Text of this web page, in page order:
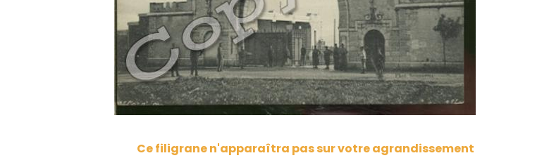
Ce filigrane n'apparaîtra pas sur votre agrandissement